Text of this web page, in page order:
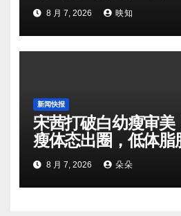
8 月 7, 2026 映知
新闻快报
宋茜打破白幼瘦审美
瘦体态出圈，低体脂
艳8 月 7, 2026 朵朵